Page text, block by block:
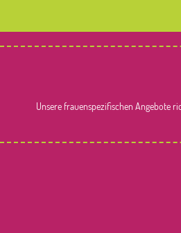
Unsere frauenspezifischen Angebote